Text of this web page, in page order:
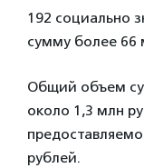
192 социально
сумму более 66
Общий объем
около 1,3 млн
рублей.